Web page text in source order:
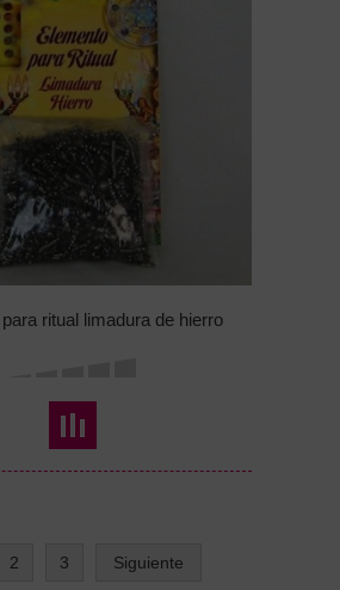
ritual limadura de hierro
2 3 Siguiente